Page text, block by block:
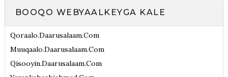
BOOQO WEBYAALKEYGA KALE
Qoraalo.daarusalaam.com
Muuqaalo.daarusalaam.com
Qisooyin.daarusalaam.com